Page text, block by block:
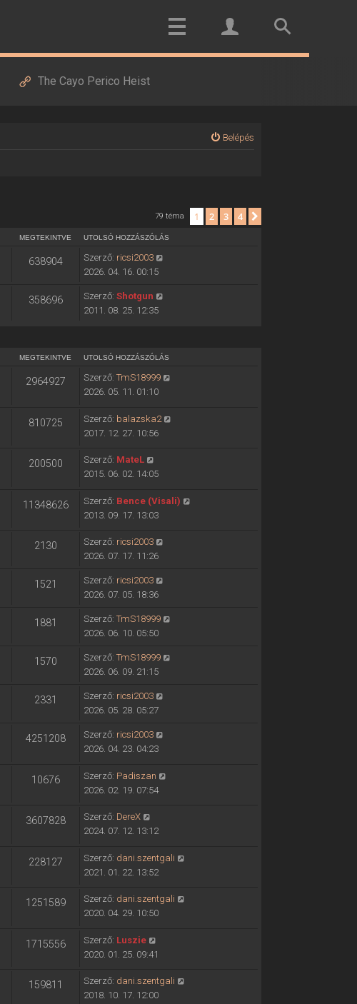
The Cayo Perico Heist
Belépés
79 téma 1 2 3 4
MEGTEKINTVE UTOLSÓ HOZZÁSZÓLÁS
638904 Szerző: ricsi2003
2026. 04. 16. 00:15
358696 Szerző: Shotgun
2011. 08. 25. 12:35
MEGTEKINTVE UTOLSÓ HOZZÁSZÓLÁS
2964927 Szerző: TmS18999
2026. 05. 11. 01:10
810725 Szerző: balazska2
2017. 12. 27. 10:56
200500 Szerző: MateL
2015. 06. 02. 14:05
11348626 Szerző: Bence (Visali)
2013. 09. 17. 13:03
2130 Szerző: ricsi2003
2026. 07. 17. 11:26
1521 Szerző: ricsi2003
2026. 07. 05. 18:36
1881 Szerző: TmS18999
2026. 06. 10. 05:50
1570 Szerző: TmS18999
2026. 06. 09. 21:15
2331 Szerző: ricsi2003
2026. 05. 28. 05:27
4251208 Szerző: ricsi2003
2026. 04. 23. 04:23
10676 Szerző: Padiszan
2026. 02. 19. 07:54
3607828 Szerző: DereX
2024. 07. 12. 13:12
228127 Szerző: dani.szentgali
2021. 01. 22. 13:52
1251589 Szerző: dani.szentgali
2020. 04. 29. 10:50
1715556 Szerző: Luszie
2020. 01. 25. 09:41
159811 Szerző: dani.szentgali
2018. 10. 17. 12:00